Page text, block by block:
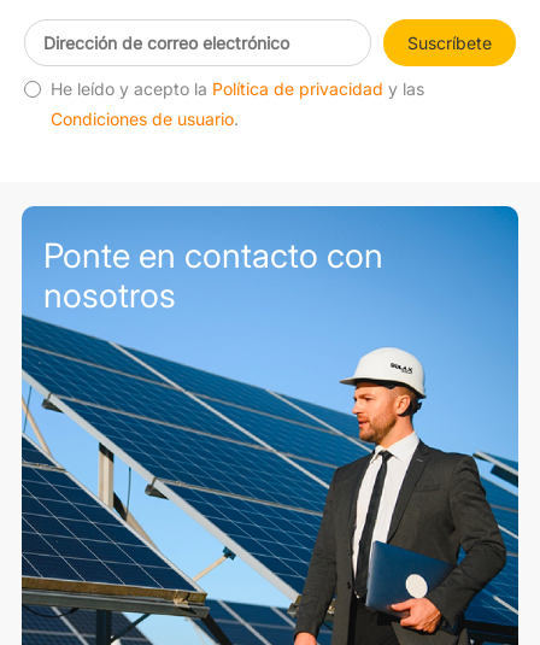
Suscríbete
He leído y acepto la Política de privacidad y las
Condiciones de usuario.
Ponte en contacto con
nosotros